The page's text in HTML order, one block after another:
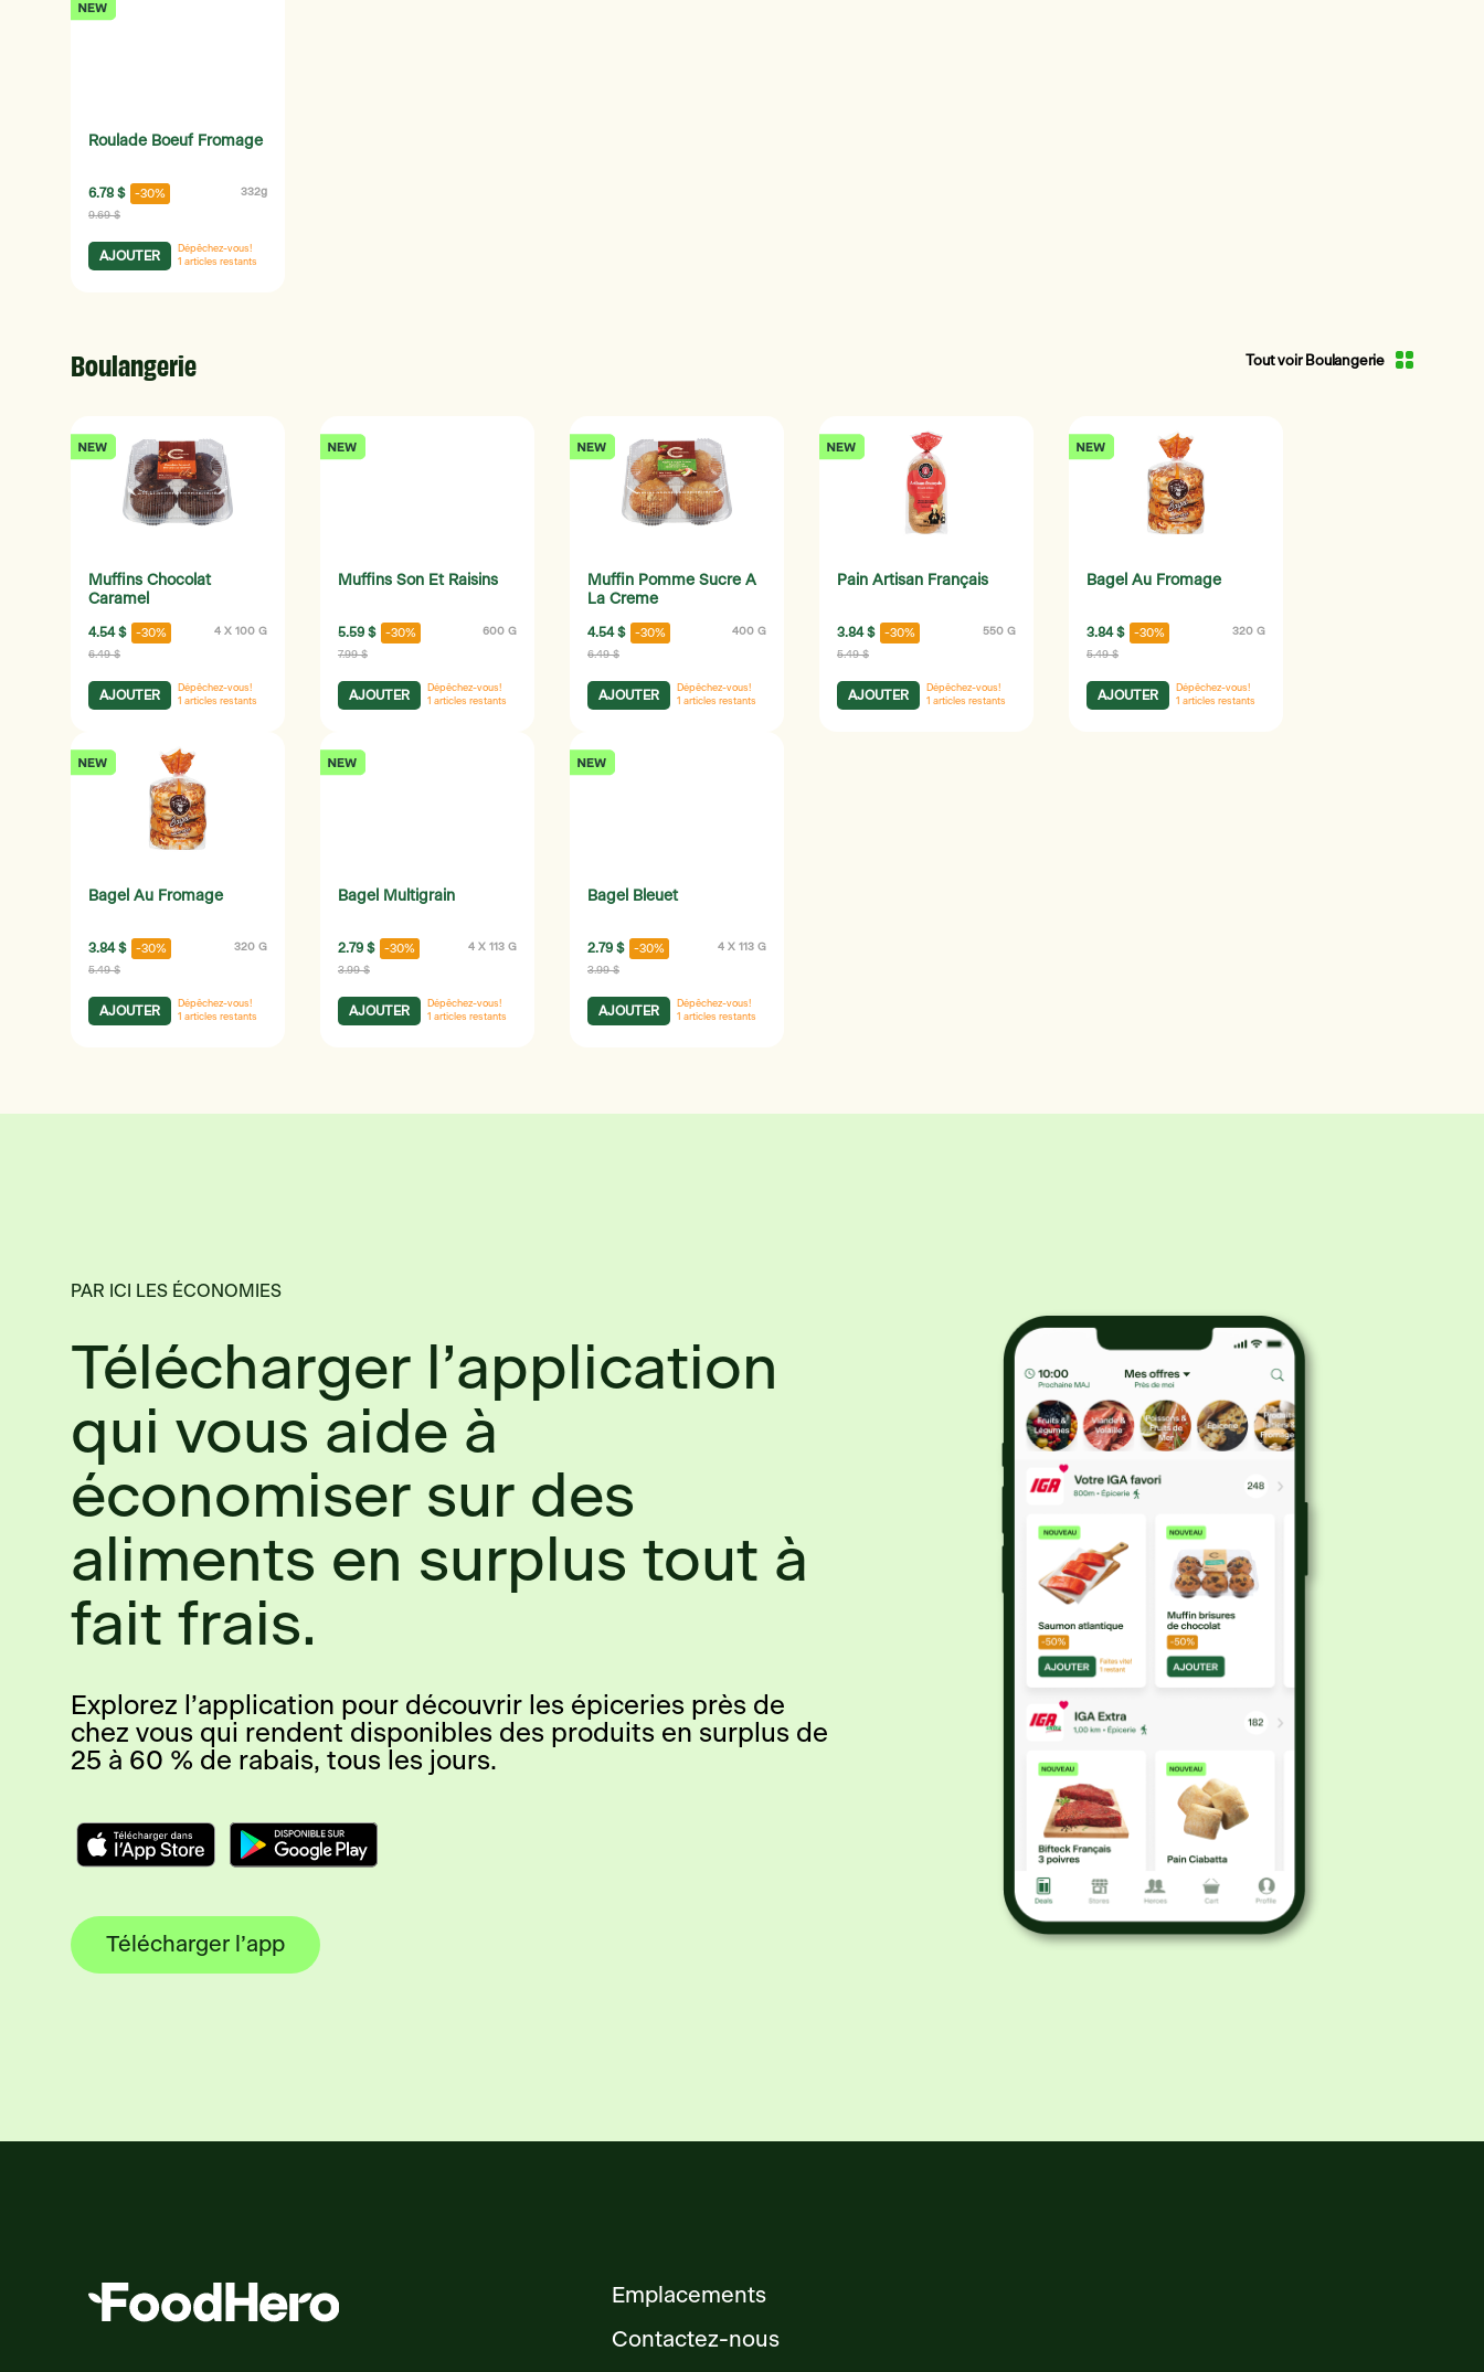
Roulade Boeuf Fromage
6.78 $ -30% 332g
9.69 $
AJOUTER
Dépêchez-vous!
1 articles restants
Boulangerie Tout voir Boulangerie
Muffins Chocolat
Caramel
4.54 $ -30% 4 X 100 G
6.49 $
AJOUTER
Dépêchez-vous!
1 articles restants
Muffins Son Et Raisins
5.59 $ -30% 600 G
7.99 $
AJOUTER
Dépêchez-vous!
1 articles restants
Muffin Pomme Sucre A
La Creme
4.54 $ -30% 400 G
6.49 $
AJOUTER
Dépêchez-vous!
1 articles restants
Pain Artisan Français
3.84 $ -30% 550 G
5.49 $
AJOUTER
Dépêchez-vous!
1 articles restants
Bagel Au Fromage
3.84 $ -30% 320 G
5.49 $
AJOUTER
Dépêchez-vous!
1 articles restants
Bagel Au Fromage
3.84 $ -30% 320 G
5.49 $
AJOUTER
Dépêchez-vous!
1 articles restants
Bagel Multigrain
2.79 $ -30% 4 X 113 G
3.99 $
AJOUTER
Dépêchez-vous!
1 articles restants
Bagel Bleuet
2.79 $ -30% 4 X 113 G
3.99 $
AJOUTER
Dépêchez-vous!
1 articles restants
PAR ICI LES ÉCONOMIES
Télécharger l’application
qui vous aide à
économiser sur des
aliments en surplus tout à
fait frais.
Explorez l’application pour découvrir les épiceries près de
chez vous qui rendent disponibles des produits en surplus de
25 à 60 % de rabais, tous les jours.
Télécharger l’app
Emplacements
Contactez-nous